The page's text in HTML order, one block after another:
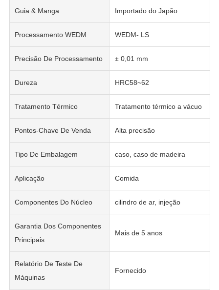
Guia & Manga Importado do Japão
Processamento WEDM WEDM- LS
Precisão De Processamento ± 0,01 mm
Dureza HRC58~62
Tratamento Térmico Tratamento térmico a vácuo
Pontos-Chave De Venda Alta precisão
Tipo De Embalagem caso, caso de madeira
Aplicação Comida
Componentes Do Núcleo cilindro de ar, injeção
Garantia Dos Componentes
Principais
Mais de 5 anos
Relatório De Teste De
Máquinas
Fornecido